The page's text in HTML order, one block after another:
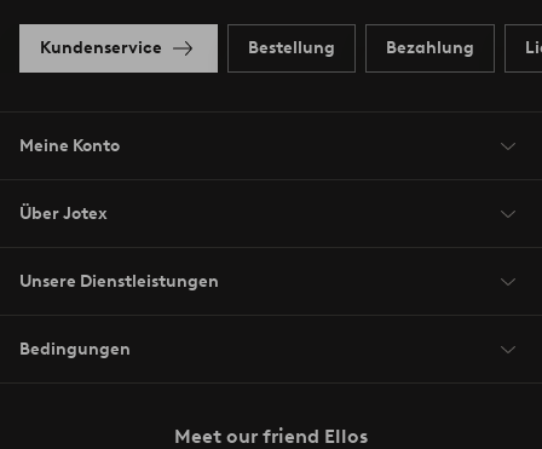
Kundenservice Bestellung Bezahlung
Meine Konto
Über Jotex
Unsere Dienstleistungen
Bedingungen
Meet our friend Ellos